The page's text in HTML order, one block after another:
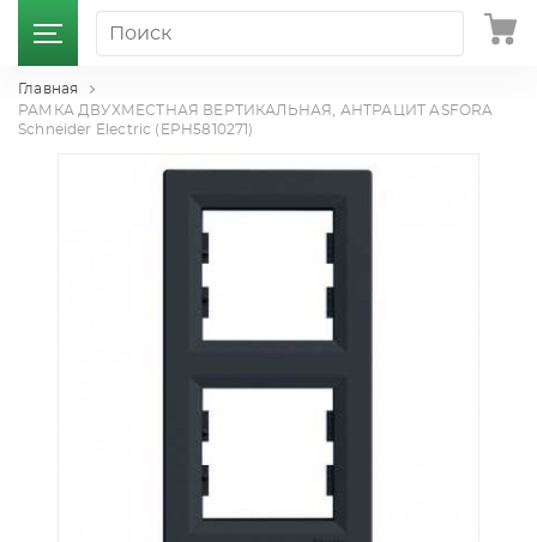
Главная
РАМКА ДВУХМЕСТНАЯ ВЕРТИКАЛЬНАЯ, АНТРАЦИТ ASFORA
Schneider Electric (EPH5810271)